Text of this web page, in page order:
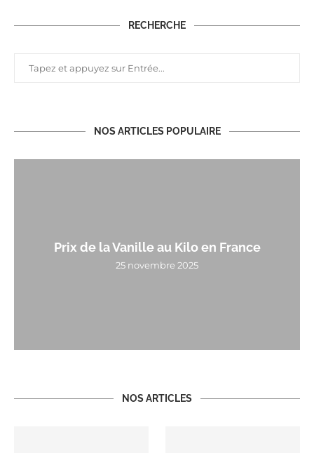
RECHERCHE
NOS ARTICLES POPULAIRE
Prix de la Vanille au Kilo en France
25 novembre 2025
NOS ARTICLES